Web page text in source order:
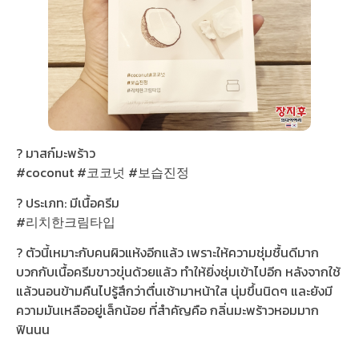
? มาสก์มะพร้าว
#coconut #코코넛 #보습진정
? ประเภท: มีเนื้อครีม
#리치한크림타입
? ตัวนี้เหมาะกับคนผิวแห้งอีกแล้ว เพราะให้ความชุ่มชื้นดีมาก
บวกกับเนื้อครีมขาวขุ่นด้วยแล้ว ทำให้ยิ่งชุ่มเข้าไปอีก หลังจากใช้
แล้วนอนข้ามคืนไปรู้สึกว่าตื่นเช้ามาหน้าใส นุ่มขึ้นนิดๆ และยังมี
ความมันเหลืออยู่เล็กน้อย ที่สำคัญคือ กลิ่นมะพร้าวหอมมาก
ฟินนน